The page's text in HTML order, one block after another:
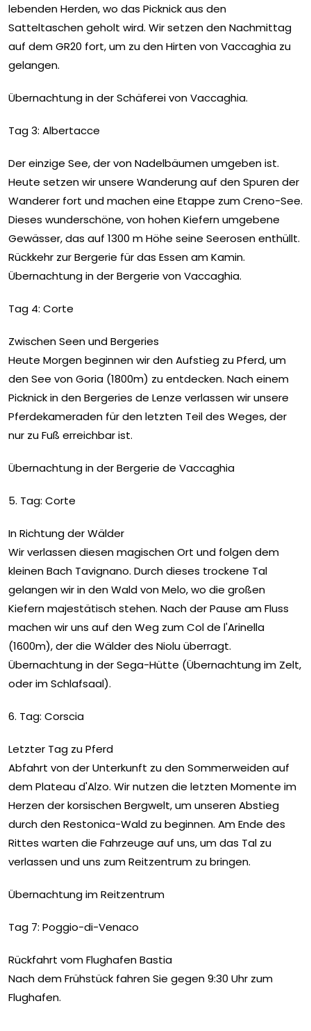
lebenden Herden, wo das Picknick aus den
Satteltaschen geholt wird. Wir setzen den Nachmittag
auf dem GR20 fort, um zu den Hirten von Vaccaghia zu
gelangen.
Übernachtung in der Schäferei von Vaccaghia.
Tag 3: Albertacce
Der einzige See, der von Nadelbäumen umgeben ist.
Heute setzen wir unsere Wanderung auf den Spuren der
Wanderer fort und machen eine Etappe zum Creno-See.
Dieses wunderschöne, von hohen Kiefern umgebene
Gewässer, das auf 1300 m Höhe seine Seerosen enthüllt.
Rückkehr zur Bergerie für das Essen am Kamin.
Übernachtung in der Bergerie von Vaccaghia.
Tag 4: Corte
Zwischen Seen und Bergeries
Heute Morgen beginnen wir den Aufstieg zu Pferd, um
den See von Goria (1800m) zu entdecken. Nach einem
Picknick in den Bergeries de Lenze verlassen wir unsere
Pferdekameraden für den letzten Teil des Weges, der
nur zu Fuß erreichbar ist.
Übernachtung in der Bergerie de Vaccaghia
5. Tag: Corte
In Richtung der Wälder
Wir verlassen diesen magischen Ort und folgen dem
kleinen Bach Tavignano. Durch dieses trockene Tal
gelangen wir in den Wald von Melo, wo die großen
Kiefern majestätisch stehen. Nach der Pause am Fluss
machen wir uns auf den Weg zum Col de l'Arinella
(1600m), der die Wälder des Niolu überragt.
Übernachtung in der Sega-Hütte (Übernachtung im Zelt,
oder im Schlafsaal).
6. Tag: Corscia
Letzter Tag zu Pferd
Abfahrt von der Unterkunft zu den Sommerweiden auf
dem Plateau d'Alzo. Wir nutzen die letzten Momente im
Herzen der korsischen Bergwelt, um unseren Abstieg
durch den Restonica-Wald zu beginnen. Am Ende des
Rittes warten die Fahrzeuge auf uns, um das Tal zu
verlassen und uns zum Reitzentrum zu bringen.
Übernachtung im Reitzentrum
Tag 7: Poggio-di-Venaco
Rückfahrt vom Flughafen Bastia
Nach dem Frühstück fahren Sie gegen 9:30 Uhr zum
Flughafen.